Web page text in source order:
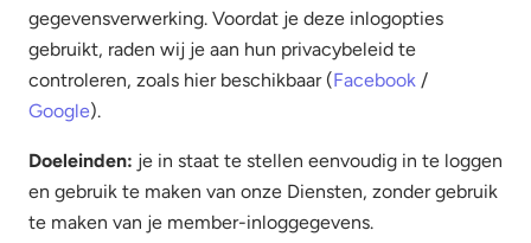
gegevensverwerking. Voordat je deze inlogopties
gebruikt, raden wij je aan hun privacybeleid te
controleren, zoals hier beschikbaar (Facebook /
Google).
Doeleinden: je in staat te stellen eenvoudig in te loggen
en gebruik te maken van onze Diensten, zonder gebruik
te maken van je member-inloggegevens.